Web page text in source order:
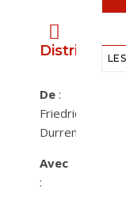
Distribution
De :
Friedrich
Durrenmatt
Avec
: